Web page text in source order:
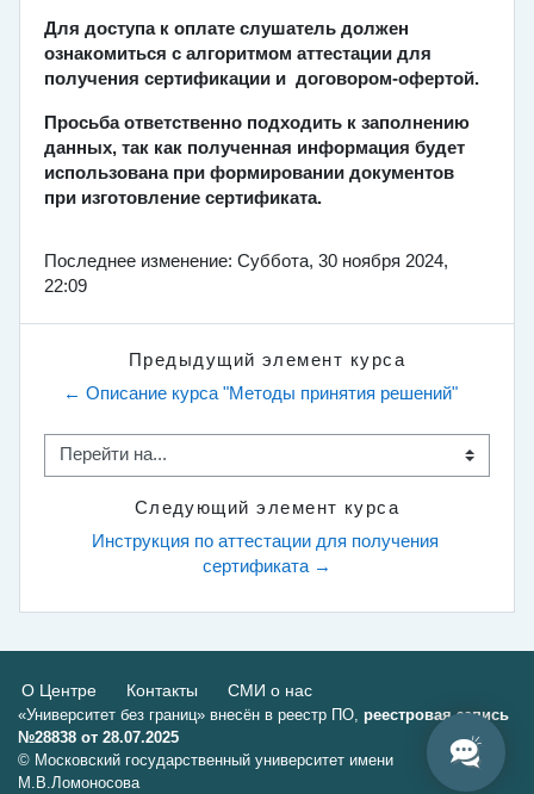
Для доступа к оплате слушатель должен
ознакомиться с алгоритмом аттестации для
получения сертификации и договором-офертой.
Просьба ответственно подходить к заполнению
данных, так как полученная информация будет
использована при формировании документов
при изготовление сертификата.
Последнее изменение: Суббота, 30 ноября 2024,
22:09
Предыдущий элемент курса
← Описание курса "Методы принятия решений"
Перейти на...
Следующий элемент курса
Инструкция по аттестации для получения
сертификата →
О Центре Контакты СМИ о нас
«Университет без границ» внесён в реестр ПО, реестровая запись
№28838 от 28.07.2025
© Московский государственный университет имени
М.В.Ломоносова